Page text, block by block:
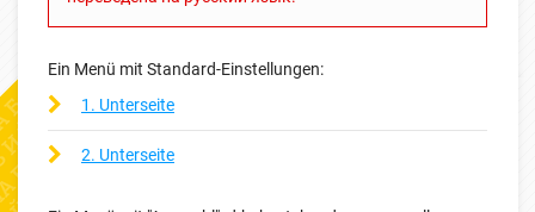
Ein Menü mit Standard-Einstellungen:
1. Unterseite
2. Unterseite